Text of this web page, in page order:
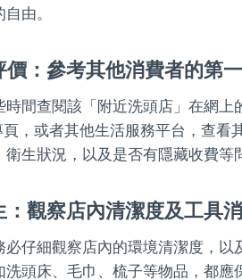
由。
：參考其他消費者的第
時間查閱該「附近洗頭店」在網
，或者其他生活服務平台，查看
生狀況，以及是否有隱藏收費等
觀察店內清潔度及工具
仔細觀察店內的環境清潔度，
頭床、毛巾、梳子等物品，都